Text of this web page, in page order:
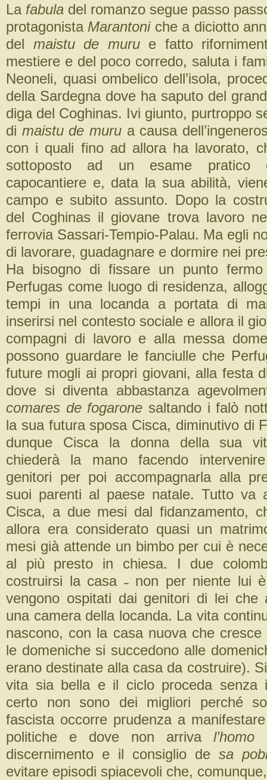
La fabula del romanzo segue passo
protagonista Marantoniche a diciotto
del maistu de muru e fatto
mestiere e del poco corredo, saluta i
Neoneli, quasi ombelico dell’isola,
della Sardegna dove ha saputo del
diga del Coghinas. Ivi giunto, purtroppo
di maistu de murua causa
con i quali fino ad allora ha lavorato,
sottoposto ad un esame
capocantiere e, data la sua abilità,
campo e subito assunto. Dopo la
del Coghinas il giovane trova lavoro
ferrovia Sassari-Tempio-Palau. Ma egli
di lavorare, guadagnare e dormire nei
Ha bisogno di fissare un punto
Perfugas come luogo di residenza,
tempi in una locanda a portata di
inserirsi nel contesto sociale e allora il
compagni di lavoro e alla messa
possono guardare le fanciulle che
future mogli ai propri giovani, alla festa
dove si diventa abbastanza
comares de fogarone saltando i falò
la sua futura sposa Cisca, diminutivo di
dunque Cisca la donna della sua
chiederà la mano facendo
genitori per poi accompagnarla alla
suoi parenti al paese natale. Tutto va
Cisca, a due mesi dal fidanzamento,
allora era considerato quasi un
mesi già attende un bimbo per cui è
al più presto in chiesa. I due
costruirsi la casa ˗ non per niente lui
vengono ospitati dai genitori di lei che
una camera della locanda. La vita
nascono, con la casa nuova che
le domeniche si succedono alle
erano destinate alla casa da costruire).
vita sia bella e il ciclo proceda senza
certo non sono dei migliori perché
fascista occorre prudenza a
politiche e dove non arriva l’homo
discernimento e il consiglio de sa
evitare episodi spiacevoli che,